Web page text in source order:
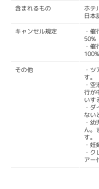
含まれるもの ホテ
日本
キャンセル規定 ・
50%
・
100%
その他 ・
す。
・
行が
いす
・
ない
・
ん。
す。
・
・
アー